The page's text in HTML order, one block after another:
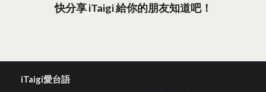
快分享 iTaigi 給你的朋友知道吧！
iTaigi愛台語